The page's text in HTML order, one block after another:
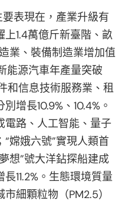
表現在，產業升級有
1.4萬億斤新臺階、畝
業、裝備制造業增加值
能源汽車年產量突破
和信息技術服務業、租
增長10.9%、10.4%。
電路、人工智能、量子
嫦娥六號”實現人類首
想”號大洋鉆探船建成
11.2%。生態環境質量
細顆粒物（PM2.5）